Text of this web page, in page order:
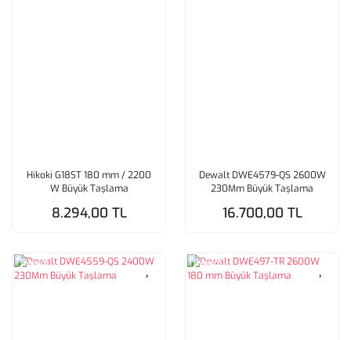
Hikoki G18ST 180 mm / 2200
W Büyük Taşlama
8.294,00 TL
Dewalt DWE4579-QS 2600W
230Mm Büyük Taşlama
16.700,00 TL
Tükendi Tükendi